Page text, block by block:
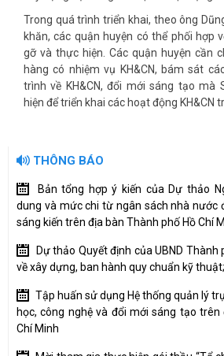
Trong quá trình triển khai, theo ông
khăn, các quận huyện có thể phối hợp
gỡ và thực hiện. Các quận huyện cần
hàng có nhiệm vụ KH&CN, bám sát
trình về KH&CN, đổi mới sáng tạo mà
hiện để triển khai các hoạt động KH&CN
THÔNG BÁO
Bản tổng hợp ý kiến của Dự thảo
dung và mức chi từ ngân sách nhà nước
sáng kiến trên địa bàn Thành phố Hồ Chí
Dự thảo Quyết định của UBND Thành
về xây dựng, ban hành quy chuẩn kỹ
Tập huấn sử dụng Hệ thống quản lý
học, công nghệ và đổi mới sáng tạo
Chí Minh